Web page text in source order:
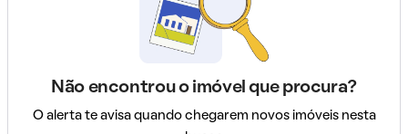
Não encontrou o imóvel que procura?
O alerta te avisa quando chegarem novos imóveis nesta